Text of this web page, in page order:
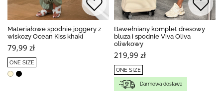
Materiałowe spodnie joggery z
wiskozy Ocean Kiss khaki
79,99 zł
ONE SIZE
Bawełniany komplet dresowy
bluza i spodnie Viva Oliva
oliwkowy
219,99 zł
ONE SIZE
Darmowa dostawa